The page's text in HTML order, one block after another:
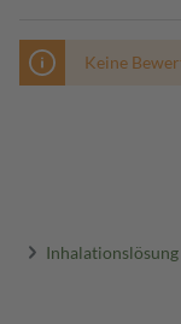
Keine